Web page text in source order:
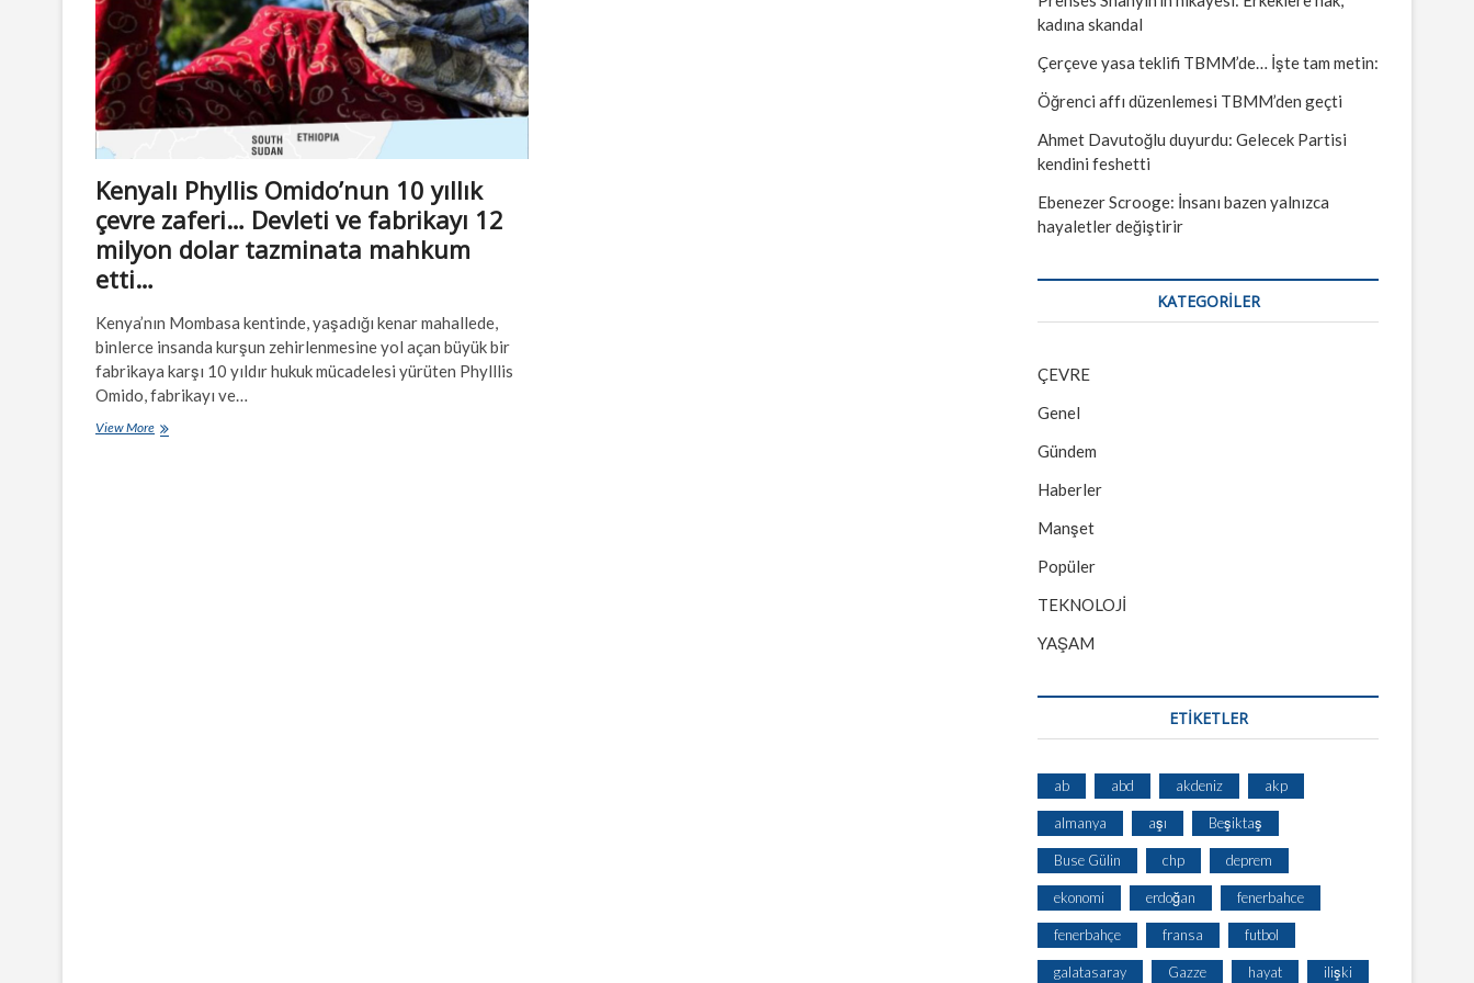
Kenyalı Phyllis Omido’nun 10 yıllık
çevre zaferi… Devleti ve fabrikayı 12
milyon dolar tazminata mahkum
etti…
Kenya’nın Mombasa kentinde, yaşadığı kenar mahallede,
binlerce insanda kurşun zehirlenmesine yol açan büyük bir
fabrikaya karşı 10 yıldır hukuk mücadelesi yürüten Phylllis
Omido, fabrikayı ve…
View MoreKenyalı
kadına skandal
Çerçeve yasa teklifi TBMM’de… İşte tam metin:
Öğrenci affı düzenlemesi TBMM’den geçti
Ahmet Davutoğlu duyurdu: Gelecek Partisi
kendini feshetti
Ebenezer Scrooge: İnsanı bazen yalnızca
hayaletler değiştirir
KATEGORILER
ÇEVRE
Genel
Gündem
Haberler
Manşet
Popüler
TEKNOLOJİ
YAŞAM
ETİKETLER
ab abd akdeniz akp
almanya aşı Beşiktaş
Buse Gülin chp deprem
ekonomi erdoğan fenerbahce
fenerbahçe fransa futbol
galatasaray Gazze hayat ilişki